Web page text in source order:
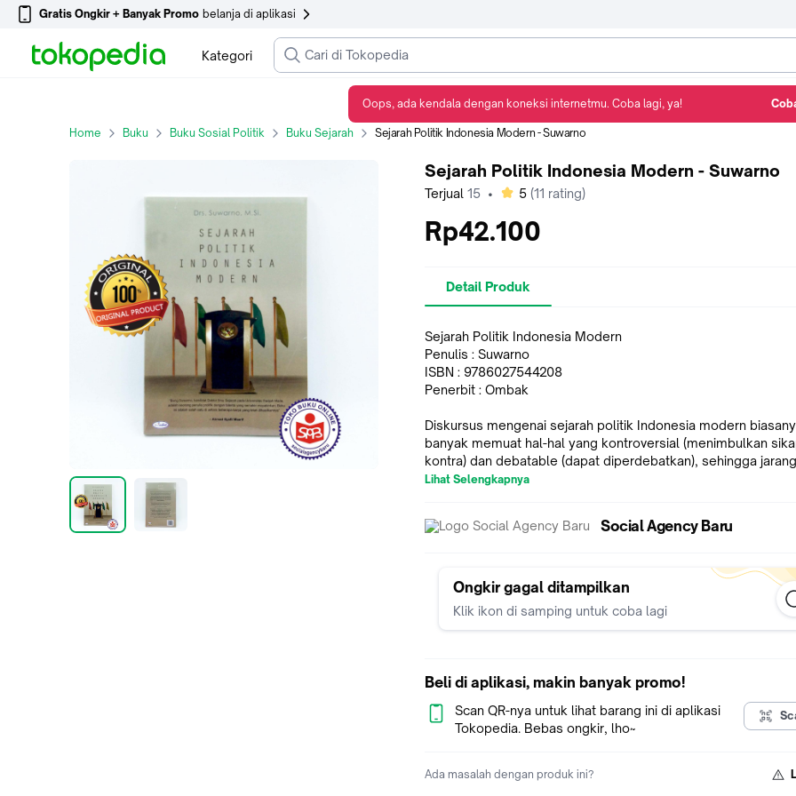
Gratis Ongkir + Banyak Promo belanja di aplikasi
Kategori
Home Buku Buku Sosial Politik Buku Sejarah Sejarah Politik Indonesia Modern - Suwarno
Sejarah Politik Indonesia Modern - Suwarno
Terjual 15 • bintang
5 (11 rating)
Rp42.100
Detail Produk
Sejarah Politik Indonesia Modern
Penulis : Suwarno
ISBN : 9786027544208
Penerbit : Ombak
Diskursus mengenai sejarah politik Indonesia modern
banyak memuat hal-hal yang kontroversial (menimbulkan
kontra) dan debatable (dapat diperdebatkan), sehingga
sejarawan yang mau mengkaji dan mendalami diskursus
dari dalam maupun dari luar (yang dikenal sebagai
mengenai perkembangan sistem politik Indonesia; kedua,
partai politik di Indonesia, dan ketiga, pemilihan umum di
dalam perspektif sejarah.
Dalam buku ini, penulis terlebih dahulu memberikan
konsep-konsep politik yang sekiranya dapat digunakan untuk
membantu menganalisis sejarah politik Indonesia modern,
konsep tentang sistem politik, partai politik, perilaku dan
politik, pemilihan umum, suksesi kekuasaan, negara dan
.
Lihat Selengkapnya
Social Agency Baru
Ongkir gagal ditampilkan
Klik ikon di samping untuk coba lagi
Beli di aplikasi, makin banyak promo!
Scan QR-nya untuk lihat barang ini di aplikasi
Tokopedia. Bebas ongkir, lho~
Ada masalah dengan produk ini?
Oops, ada kendala dengan koneksi internetmu. Coba lagi, ya!